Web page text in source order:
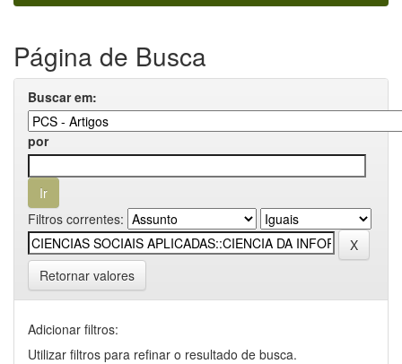
Página de Busca
Buscar em:
por
Filtros correntes:
Retornar valores
Adicionar filtros:
Utilizar filtros para refinar o resultado de busca.